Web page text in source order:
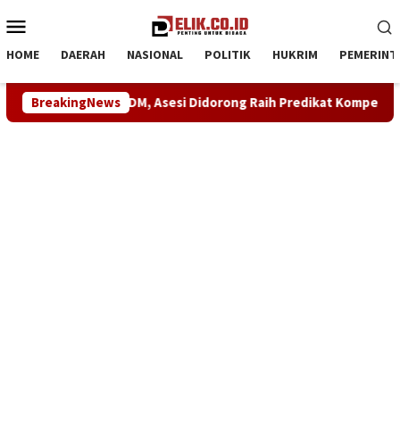
ke
Mobile
HOME DAERAH NASIONAL POLITIK HUKRIM
BreakingNews
Didorong Raih Predikat Kompeten Sinergi ASOKA